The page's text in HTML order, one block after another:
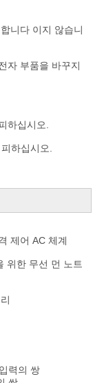
니다 이지 않습니
자 부품을 바꾸지
하십시오.
하십시오.
제어 AC 체계
위한 무선 먼 노트
력의 쌍